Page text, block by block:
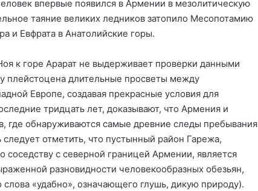
впервые появился в Армении в мезолитическую
таяние великих ледников затопило Месопотамию
и Евфрата в Анатолийские горы.
к горе Арарат не выдерживает проверки данными
плейстоцена длительные просветы между
Европе, создавая прекрасные условия для
тридцать лет, доказывают, что Армения и
где обнаруживаются самые древние следы пребывания
отметить, что пустынный район Гарежа,
с северной границей Армении, является
разновидности человекообразных обезьян,
слова «удабно», означающего глушь, дикую природу).